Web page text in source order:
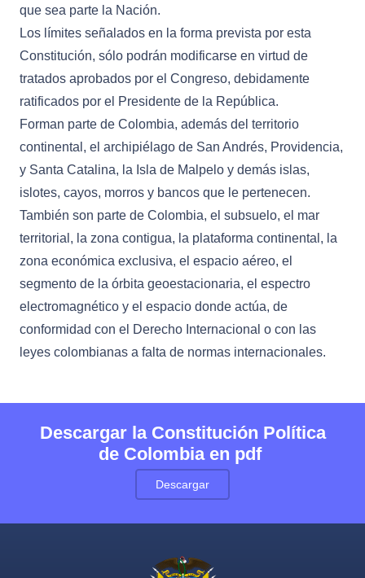
que sea parte la Nación.
Los límites señalados en la forma prevista por esta
Constitución, sólo podrán modificarse en virtud de
tratados aprobados por el Congreso, debidamente
ratificados por el Presidente de la República.
Forman parte de Colombia, además del territorio
continental, el archipiélago de San Andrés, Providencia,
y Santa Catalina, la Isla de Malpelo y demás islas,
islotes, cayos, morros y bancos que le pertenecen.
También son parte de Colombia, el subsuelo, el mar
territorial, la zona contigua, la plataforma continental, la
zona económica exclusiva, el espacio aéreo, el
segmento de la órbita geoestacionaria, el espectro
electromagnético y el espacio donde actúa, de
conformidad con el Derecho Internacional o con las
leyes colombianas a falta de normas internacionales.
Descargar la Constitución Política
de Colombia en pdf
Descargar